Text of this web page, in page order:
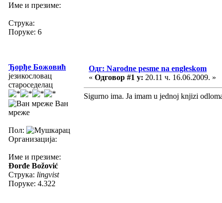
Име и презиме:
Струка:
Поруке: 6
Ђорђе Божовић
језикословац
староседелац
Ван
мреже
Пол:
Организација:
Име и презиме:
Đorđe Božović
Струка: lingvist
Поруке: 4.322
Одг: Narodne pesme na engleskom
« Одговор #1 у: 20.11 ч. 16.06.2009. »
Sigurno ima. Ja imam u jednoj knjizi